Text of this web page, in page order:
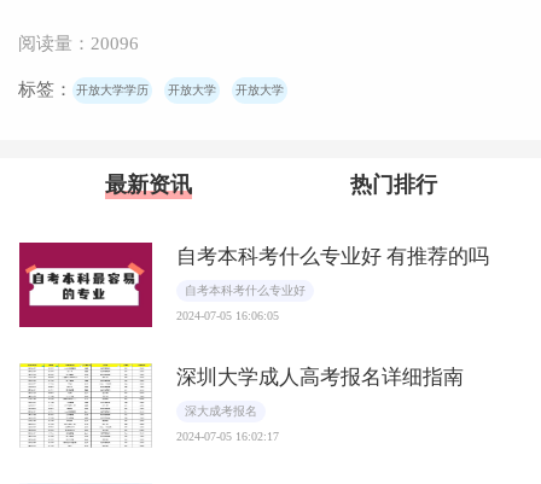
阅读量：20096
标签： 开放大学学历 开放大学 开放大学
最新资讯 热门排行
自考本科考什么专业好 有推荐的吗
自考本科考什么专业好
2024-07-05 16:06:05
深圳大学成人高考报名详细指南
深大成考报名
2024-07-05 16:02:17